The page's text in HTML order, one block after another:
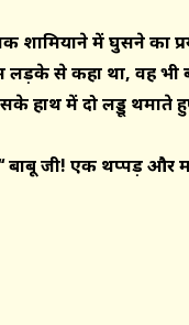
शामियाने में घुसने का
से कहा था, वह भी
में दो लड्डू थमाते
बाबू जी! एक थप्पड़ और